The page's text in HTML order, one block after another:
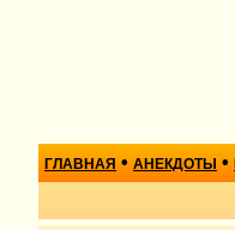
ГЛАВНАЯ • АНЕКДОТЫ •